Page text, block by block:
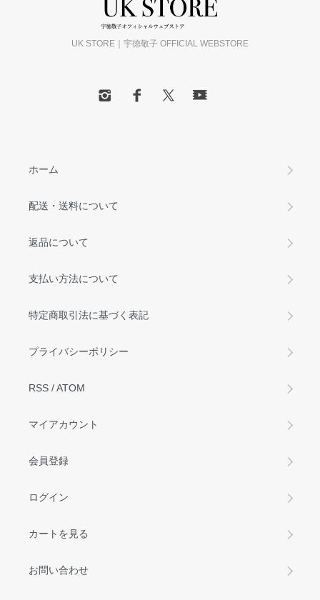
UK STORE｜宇徳敬子 OFFICIAL WEBSTORE
ホーム
配送・送料について
返品について
支払い方法について
特定商取引法に基づく表記
プライバシーポリシー
RSS /ATOM
マイアカウント
会員登録
ログイン
カートを見る
お問い合わせ